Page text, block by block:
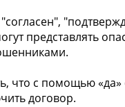
представлять
что с помощью
договор.